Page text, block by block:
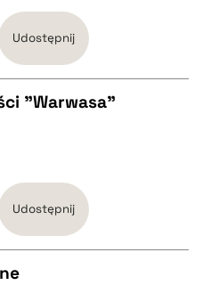
Udostępnij
"Warwasa"
Udostępnij